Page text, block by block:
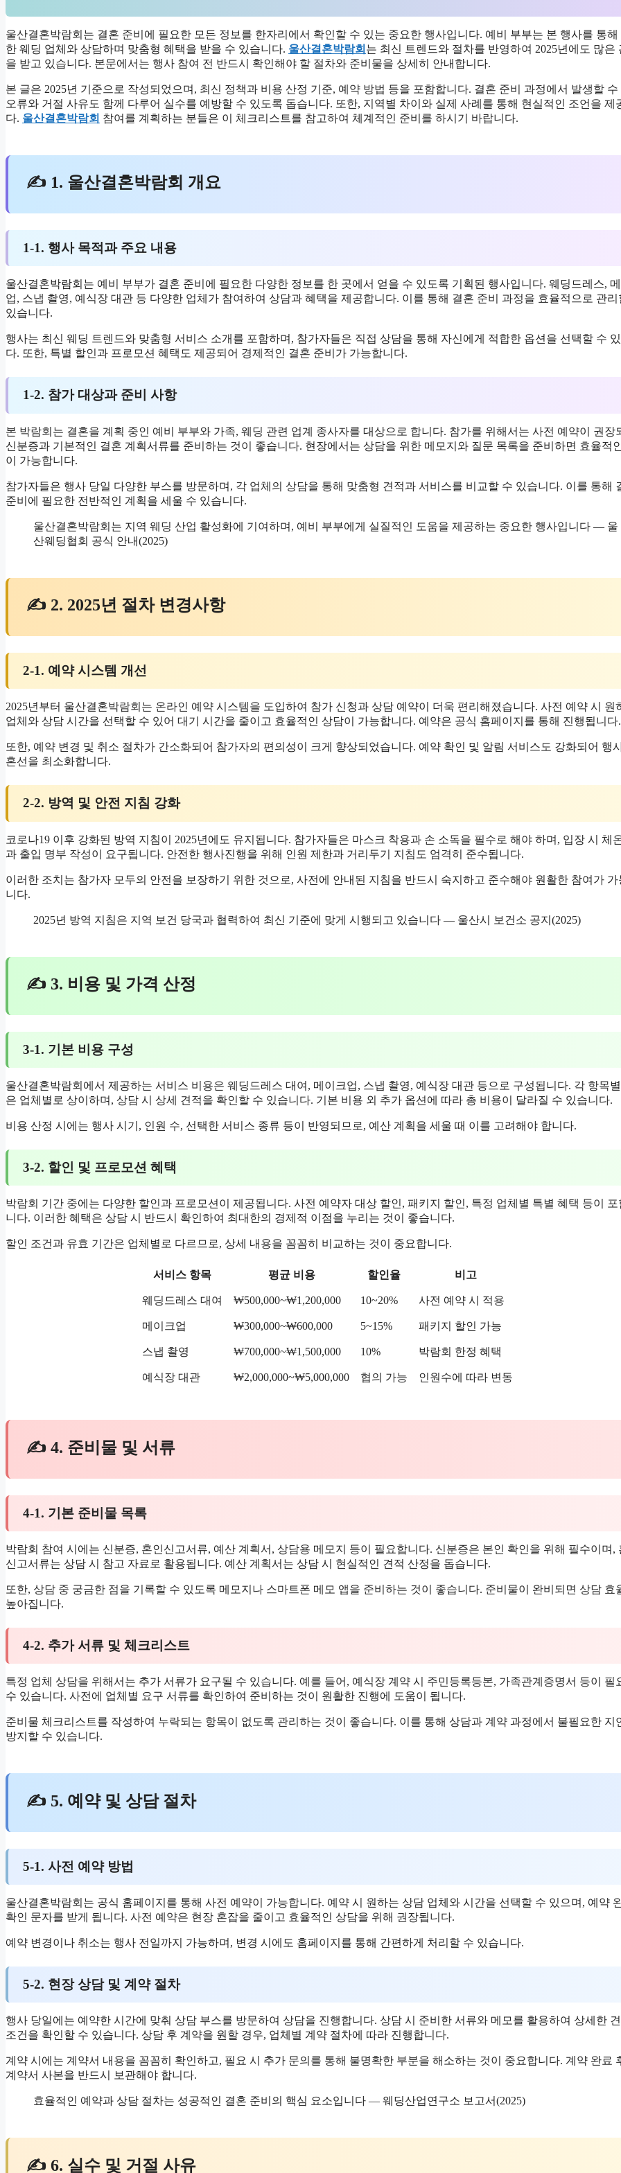
울산결혼박람회는 결혼 준비에 필요한 모든 정보를 한자리에서 확인할 수 있는 중요한 행사입니다. 예비 부부는 본 행사를 통해
한 웨딩 업체와 상담하며 맞춤형 혜택을 받을 수 있습니다. 울산결혼박람회 는 최신 트렌드와 절차를 반영하여 2025년에도 많은
을 받고 있습니다. 본문에서는 행사 참여 전 반드시 확인해야 할 절차와 준비물을 상세히 안내합니다.
본 글은 2025년 기준으로 작성되었으며, 최신 정책과 비용 산정 기준, 예약 방법 등을 포함합니다. 결혼 준비 과정에서 발생할 수
오류와 거절 사유도 함께 다루어 실수를 예방할 수 있도록 돕습니다. 또한, 지역별 차이와 실제 사례를 통해 현실적인 조언을 제
다. 울산결혼박람회 참여를 계획하는 분들은 이 체크리스트를 참고하여 체계적인 준비를 하시기 바랍니다.
✍ 1. 울산결혼박람회 개요
1-1. 행사 목적과 주요 내용
울산결혼박람회는 예비 부부가 결혼 준비에 필요한 다양한 정보를 한 곳에서 얻을 수 있도록 기획된 행사입니다. 웨딩드레스,
업, 스냅 촬영, 예식장 대관 등 다양한 업체가 참여하여 상담과 혜택을 제공합니다. 이를 통해 결혼 준비 과정을 효율적으로 관리
있습니다.
행사는 최신 웨딩 트렌드와 맞춤형 서비스 소개를 포함하며, 참가자들은 직접 상담을 통해 자신에게 적합한 옵션을 선택할 수
다. 또한, 특별 할인과 프로모션 혜택도 제공되어 경제적인 결혼 준비가 가능합니다.
1-2. 참가 대상과 준비 사항
본 박람회는 결혼을 계획 중인 예비 부부와 가족, 웨딩 관련 업계 종사자를 대상으로 합니다. 참가를 위해서는 사전 예약이 권장
신분증과 기본적인 결혼 계획서류를 준비하는 것이 좋습니다. 현장에서는 상담을 위한 메모지와 질문 목록을 준비하면 효율적
이 가능합니다.
참가자들은 행사 당일 다양한 부스를 방문하며, 각 업체의 상담을 통해 맞춤형 견적과 서비스를 비교할 수 있습니다. 이를 통해
준비에 필요한 전반적인 계획을 세울 수 있습니다.
울산결혼박람회는 지역 웨딩 산업 활성화에 기여하며, 예비 부부에게 실질적인 도움을 제공하는 중요한 행사입니다 — 울
산웨딩협회 공식 안내(2025)
✍ 2. 2025년 절차 변경사항
2-1. 예약 시스템 개선
2025년부터 울산결혼박람회는 온라인 예약 시스템을 도입하여 참가 신청과 상담 예약이 더욱 편리해졌습니다. 사전 예약 시 원
업체와 상담 시간을 선택할 수 있어 대기 시간을 줄이고 효율적인 상담이 가능합니다. 예약은 공식 홈페이지를 통해 진행됩니다.
또한, 예약 변경 및 취소 절차가 간소화되어 참가자의 편의성이 크게 향상되었습니다. 예약 확인 및 알림 서비스도 강화되어 행
혼선을 최소화합니다.
2-2. 방역 및 안전 지침 강화
코로나19 이후 강화된 방역 지침이 2025년에도 유지됩니다. 참가자들은 마스크 착용과 손 소독을 필수로 해야 하며, 입장 시 체
과 출입 명부 작성이 요구됩니다. 안전한 행사진행을 위해 인원 제한과 거리두기 지침도 엄격히 준수됩니다.
이러한 조치는 참가자 모두의 안전을 보장하기 위한 것으로, 사전에 안내된 지침을 반드시 숙지하고 준수해야 원활한 참여가 가
니다.
2025년 방역 지침은 지역 보건 당국과 협력하여 최신 기준에 맞게 시행되고 있습니다 — 울산시 보건소 공지(2025)
✍ 3. 비용 및 가격 산정
3-1. 기본 비용 구성
울산결혼박람회에서 제공하는 서비스 비용은 웨딩드레스 대여, 메이크업, 스냅 촬영, 예식장 대관 등으로 구성됩니다. 각 항목
은 업체별로 상이하며, 상담 시 상세 견적을 확인할 수 있습니다. 기본 비용 외 추가 옵션에 따라 총 비용이 달라질 수 있습니다.
비용 산정 시에는 행사 시기, 인원 수, 선택한 서비스 종류 등이 반영되므로, 예산 계획을 세울 때 이를 고려해야 합니다.
3-2. 할인 및 프로모션 혜택
박람회 기간 중에는 다양한 할인과 프로모션이 제공됩니다. 사전 예약자 대상 할인, 패키지 할인, 특정 업체별 특별 혜택 등이 포
니다. 이러한 혜택은 상담 시 반드시 확인하여 최대한의 경제적 이점을 누리는 것이 좋습니다.
할인 조건과 유효 기간은 업체별로 다르므로, 상세 내용을 꼼꼼히 비교하는 것이 중요합니다.
서비스 항목 평균 비용 할인율 비고
웨딩드레스 대여 ₩500,000~₩1,200,000 10~20% 사전 예약 시 적용
메이크업 ₩300,000~₩600,000 5~15% 패키지 할인 가능
스냅 촬영 ₩700,000~₩1,500,000 10% 박람회 한정 혜택
예식장 대관 ₩2,000,000~₩5,000,000 협의 가능 인원수에 따라 변동
✍ 4. 준비물 및 서류
4-1. 기본 준비물 목록
박람회 참여 시에는 신분증, 혼인신고서류, 예산 계획서, 상담용 메모지 등이 필요합니다. 신분증은 본인 확인을 위해 필수이며,
신고서류는 상담 시 참고 자료로 활용됩니다. 예산 계획서는 상담 시 현실적인 견적 산정을 돕습니다.
또한, 상담 중 궁금한 점을 기록할 수 있도록 메모지나 스마트폰 메모 앱을 준비하는 것이 좋습니다. 준비물이 완비되면 상담 효
높아집니다.
4-2. 추가 서류 및 체크리스트
특정 업체 상담을 위해서는 추가 서류가 요구될 수 있습니다. 예를 들어, 예식장 계약 시 주민등록등본, 가족관계증명서 등이 필
수 있습니다. 사전에 업체별 요구 서류를 확인하여 준비하는 것이 원활한 진행에 도움이 됩니다.
준비물 체크리스트를 작성하여 누락되는 항목이 없도록 관리하는 것이 좋습니다. 이를 통해 상담과 계약 과정에서 불필요한 지
방지할 수 있습니다.
✍ 5. 예약 및 상담 절차
5-1. 사전 예약 방법
울산결혼박람회는 공식 홈페이지를 통해 사전 예약이 가능합니다. 예약 시 원하는 상담 업체와 시간을 선택할 수 있으며, 예약
확인 문자를 받게 됩니다. 사전 예약은 현장 혼잡을 줄이고 효율적인 상담을 위해 권장됩니다.
예약 변경이나 취소는 행사 전일까지 가능하며, 변경 시에도 홈페이지를 통해 간편하게 처리할 수 있습니다.
5-2. 현장 상담 및 계약 절차
행사 당일에는 예약한 시간에 맞춰 상담 부스를 방문하여 상담을 진행합니다. 상담 시 준비한 서류와 메모를 활용하여 상세한
조건을 확인할 수 있습니다. 상담 후 계약을 원할 경우, 업체별 계약 절차에 따라 진행합니다.
계약 시에는 계약서 내용을 꼼꼼히 확인하고, 필요 시 추가 문의를 통해 불명확한 부분을 해소하는 것이 중요합니다. 계약 완료
계약서 사본을 반드시 보관해야 합니다.
효율적인 예약과 상담 절차는 성공적인 결혼 준비의 핵심 요소입니다 — 웨딩산업연구소 보고서(2025)
✍ 6. 실수 및 거절 사유